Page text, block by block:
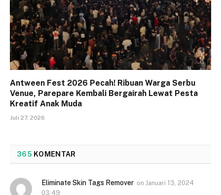
Antween Fest 2026 Pecah! Ribuan Warga Serbu
Venue, Parepare Kembali Bergairah Lewat Pesta
Kreatif Anak Muda
Juli 27, 2026
365 KOMENTAR
Eliminate Skin Tags Remover on Januari 13, 2024
03:49